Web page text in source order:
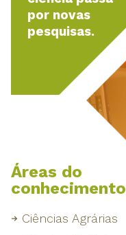
por novas
pesquisas.
Áreas do
conhecimento
Ciências Agrárias